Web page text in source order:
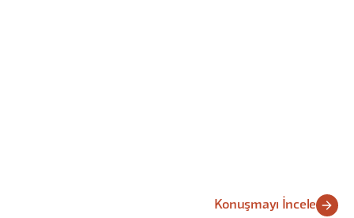
Konuşmayı İncele